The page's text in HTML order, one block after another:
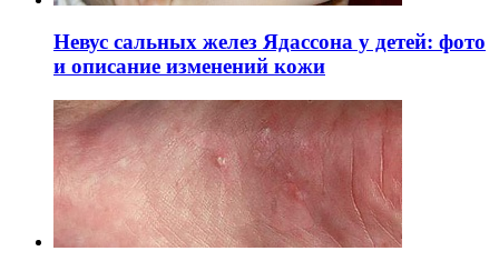
Невус сальных желез Ядассона у детей: фото
и описание изменений кожи